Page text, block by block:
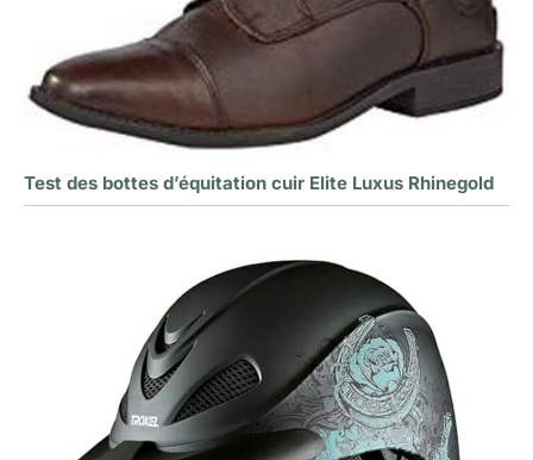
Test des bottes d’équitation cuir Elite Luxus Rhinegold